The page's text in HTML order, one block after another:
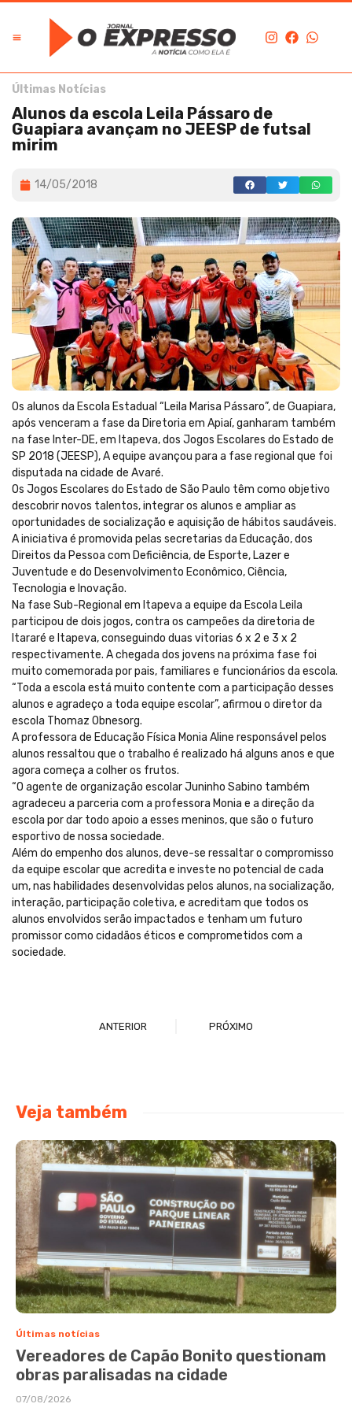
Últimas Notícias
Alunos da escola Leila Pássaro de
Guapiara avançam no JEESP de futsal
mirim
14/05/2018
Os alunos da Escola Estadual “Leila Marisa Pássaro”, de Guapiara,
após venceram a fase da Diretoria em Apiaí, ganharam também
na fase Inter-DE, em Itapeva, dos Jogos Escolares do Estado de
SP 2018 (JEESP), A equipe avançou para a fase regional que foi
disputada na cidade de Avaré.
Os Jogos Escolares do Estado de São Paulo têm como objetivo
descobrir novos talentos, integrar os alunos e ampliar as
oportunidades de socialização e aquisição de hábitos saudáveis.
A iniciativa é promovida pelas secretarias da Educação, dos
Direitos da Pessoa com Deficiência, de Esporte, Lazer e
Juventude e do Desenvolvimento Econômico, Ciência,
Tecnologia e Inovação.
Na fase Sub-Regional em Itapeva a equipe da Escola Leila
participou de dois jogos, contra os campeões da diretoria de
Itararé e Itapeva, conseguindo duas vitorias 6 x 2 e 3 x 2
respectivamente. A chegada dos jovens na próxima fase foi
muito comemorada por pais, familiares e funcionários da escola.
“Toda a escola está muito contente com a participação desses
alunos e agradeço a toda equipe escolar”, afirmou o diretor da
escola Thomaz Obnesorg.
A professora de Educação Física Monia Aline responsável pelos
alunos ressaltou que o trabalho é realizado há alguns anos e que
agora começa a colher os frutos.
“O agente de organização escolar Juninho Sabino também
agradeceu a parceria com a professora Monia e a direção da
escola por dar todo apoio a esses meninos, que são o futuro
esportivo de nossa sociedade.
Além do empenho dos alunos, deve-se ressaltar o compromisso
da equipe escolar que acredita e investe no potencial de cada
um, nas habilidades desenvolvidas pelos alunos, na socialização,
interação, participação coletiva, e acreditam que todos os
alunos envolvidos serão impactados e tenham um futuro
promissor como cidadãos éticos e comprometidos com a
sociedade.
ANTERIOR PRÓXIMO
Veja também
Últimas notícias
Vereadores de Capão Bonito questionam
obras paralisadas na cidade
07/08/2026